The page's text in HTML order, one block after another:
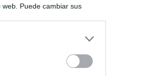
Puede cambiar sus